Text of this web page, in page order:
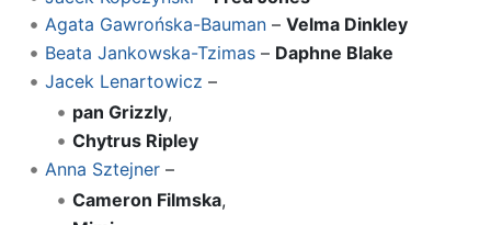
Agata Gawrońska-Bauman– Velma Dinkley
Beata Jankowska-Tzimas– Daphne Blake
Jacek Lenartowicz –
pan Grizzly,
Chytrus Ripley
Anna Sztejner–
Cameron Filmska,